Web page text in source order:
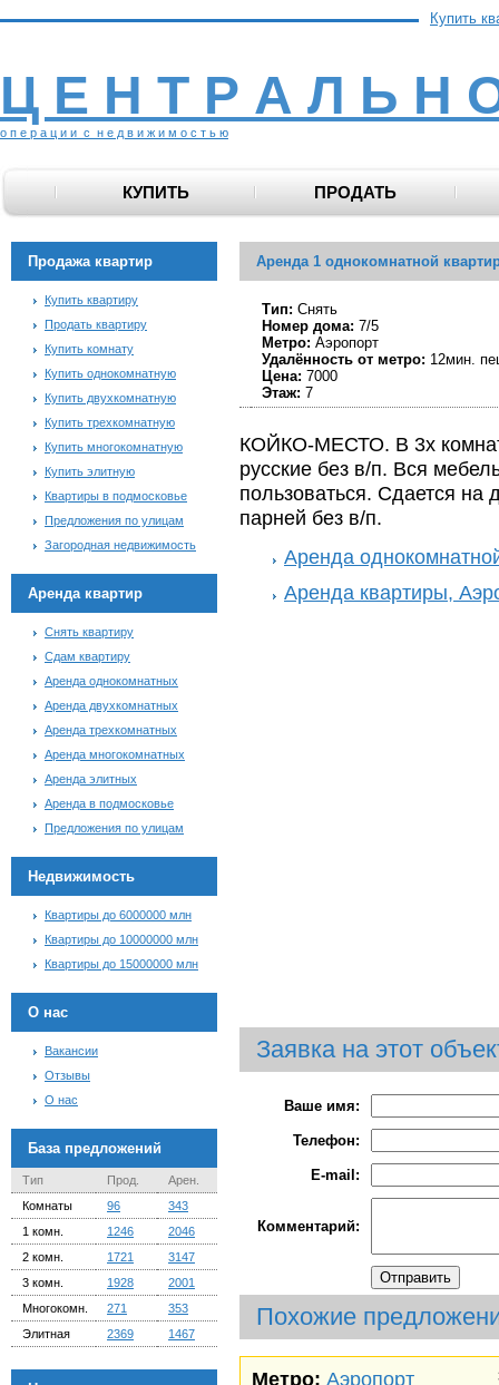
Купить
Ц Е Н Т Р А Л Ь Н
о п е р а ц и и с н е д в и ж и м о с т ь ю
КУПИТЬ ПРОДАТЬ
Продажа квартир
Купить квартиру
Продать квартиру
Купить комнату
Купить однокомнатную
Купить двухкомнатную
Купить трехкомнатную
Купить многокомнатную
Купить элитную
Квартиры в подмосковье
Предложения по улицам
Загородная недвижимость
Аренда квартир
Снять квартиру
Сдам квартиру
Аренда однокомнатных
Аренда двухкомнатных
Аренда трехкомнатных
Аренда многокомнатных
Аренда элитных
Аренда в подмосковье
Предложения по улицам
Недвижимость
Квартиры до 6000000 млн
Квартиры до 10000000 млн
Квартиры до 15000000 млн
О нас
Вакансии
Отзывы
О нас
База предложений
Тип Прод.
Арен.
Комнаты
96
343
1 комн.
1246
2046
2 комн.
1721
3147
3 комн.
1928
2001
Многокомн.
271
353
Элитная
2369 1467
Аренда 1 однокомнатной
Тип: Снять
Номер дома: 7/5
Метро: Аэропорт
Удалённость от метро: 12мин.
Цена: 7000
Этаж: 7
КОЙКО-МЕСТО. В 3х
русские без в/п. Вся
пользоваться. Сдается на
парней без в/п.
Аренда
Аренда квартиры,
Заявка на этот
Ваше имя:
Телефон:
E-mail:
Комментарий:
Похожие
Метро: Аэропорт